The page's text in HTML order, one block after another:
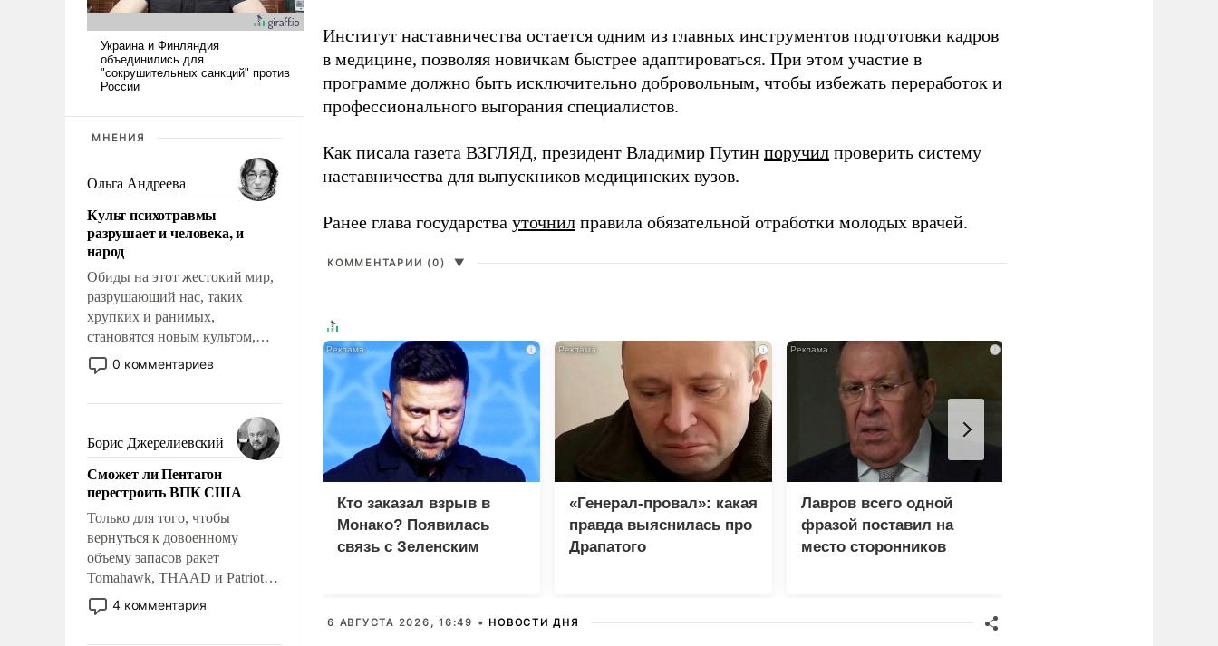
МНЕНИЯ
Ольга Андреева
Культ психотравмы
разрушает и человека, и
народ
Обиды на этот жестокий мир,
разрушающий нас, таких
хрупких и ранимых,
становятся новым культом,
постепенно вытесняя и
отменяя традиционное
мужественным и твердым под
ударами судьбы, брать на себя
ответственность, помогать
слабым, идти вперед и
адаптироваться.
0 комментариев
Борис Джерелиевский
Сможет ли Пентагон
перестроить ВПК США
Только для того, чтобы
вернуться к довоенному
объему запасов ракет
Tomahawk, THAAD и Patriot
США потребуется более трех
лет. Даже небольшая война с
4 комментария
Институт наставничества остается одним из главных инструментов подготовки кадров
в медицине, позволяя новичкам быстрее адаптироваться. При этом участие в
программе должно быть исключительно добровольным, чтобы избежать переработок и
профессионального выгорания специалистов.
Как писала газета ВЗГЛЯД, президент Владимир Путин поручил проверить систему
наставничества для выпускников медицинских вузов.
Ранее глава государства уточнил правила обязательной отработки молодых врачей.
КОММЕНТАРИИ (0) ▼
i
Кто заказал взрыв в
Монако? Появилась
связь с Зеленским
i
«Генерал-провал»: какая
правда выяснилась про
Драпатого
i
Лавров всего одной
фразой поставил на
место сторонников
6 АВГУСТА 2026, 16:49 • НОВОСТИ ДНЯ